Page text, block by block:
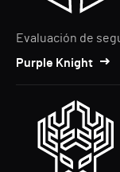
Evaluación de
Purple Knight